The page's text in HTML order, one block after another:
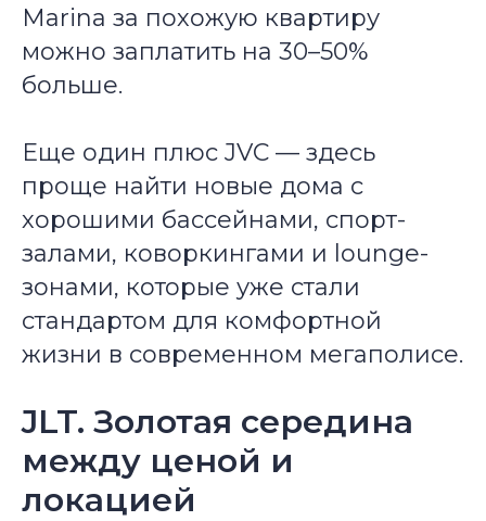
Marina за похожую квартиру
можно заплатить на 30–50%
больше.
Еще один плюс JVC — здесь
проще найти новые дома с
хорошими бассейнами, спорт-
залами, коворкингами и lounge-
зонами, которые уже стали
стандартом для комфортной
жизни в современном мегаполисе.
JLT. Золотая середина
между ценой и
локацией